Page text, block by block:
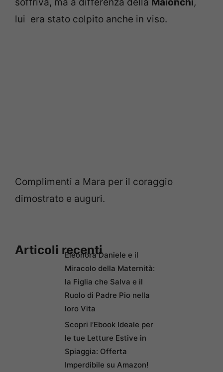
lui era stato colpito anche in viso.
Complimenti a Mara per il coraggio
dimostrato e auguri.
Articoli recentiEleonora Daniele e il
Miracolo della Maternità:
la Figlia che Salva e il
Ruolo di Padre Pio nella
loro Vita
Scopri l’Ebook Ideale per
le tue Letture Estive in
Spiaggia: Offerta
Imperdibile su Amazon!